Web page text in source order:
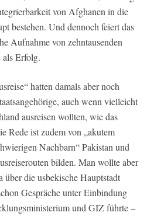
von Afghanen in die
bestehen. Und dennoch feiert das
Aufnahme von zehntausenden
Erfolg.
hatten damals aber noch
auch wenn vielleicht
ausreisen wollten, wie das
Rede ist zudem von „akutem
Nachbarn“ Pakistan und
bilden. Man wollte aber
über die usbekische Hauptstadt
Gespräche unter Einbindung
und GIZ führte –